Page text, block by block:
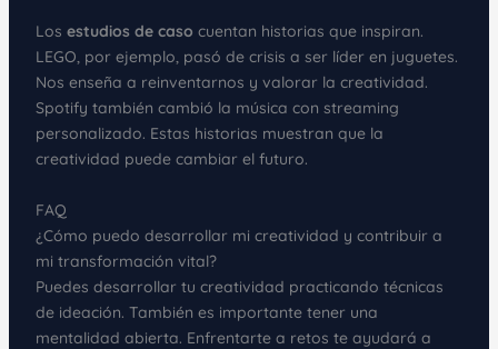
Los estudios de caso cuentan historias que inspiran.
LEGO, por ejemplo, pasó de crisis a ser líder en juguetes.
Nos enseña a reinventarnos y valorar la creatividad.
Spotify también cambió la música con streaming
personalizado. Estas historias muestran que la
creatividad puede cambiar el futuro.
FAQ
¿Cómo puedo desarrollar mi creatividad y contribuir a
mi transformación vital?
Puedes desarrollar tu creatividad practicando técnicas
de ideación. También es importante tener una
mentalidad abierta. Enfrentarte a retos te ayudará a